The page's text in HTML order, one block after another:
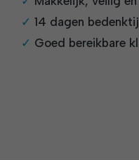
14 dagen
Goed bereikbare